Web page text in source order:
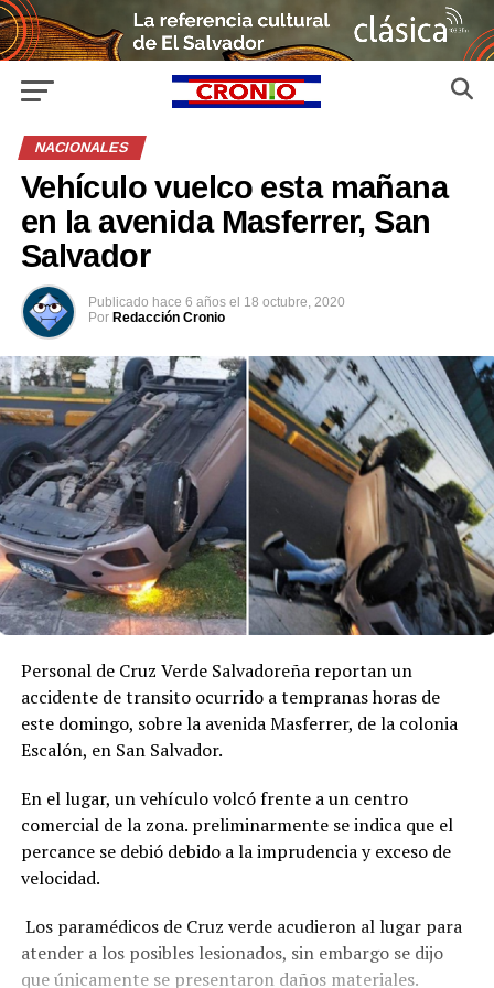
NACIONALES
Vehículo vuelco esta mañana
en la avenida Masferrer, San
Salvador
Publicado hace 6 años el 18 octubre, 2020
Por Redacción Cronio
Personal de Cruz Verde Salvadoreña reportan un
accidente de transito ocurrido a tempranas horas de
este domingo, sobre la avenida Masferrer, de la colonia
Escalón, en San Salvador.
En el lugar, un vehículo volcó frente a un centro
comercial de la zona. preliminarmente se indica que el
percance se debió debido a la imprudencia y exceso de
velocidad.
Los paramédicos de Cruz verde acudieron al lugar para
atender a los posibles lesionados, sin embargo se dijo
que únicamente se presentaron daños materiales.